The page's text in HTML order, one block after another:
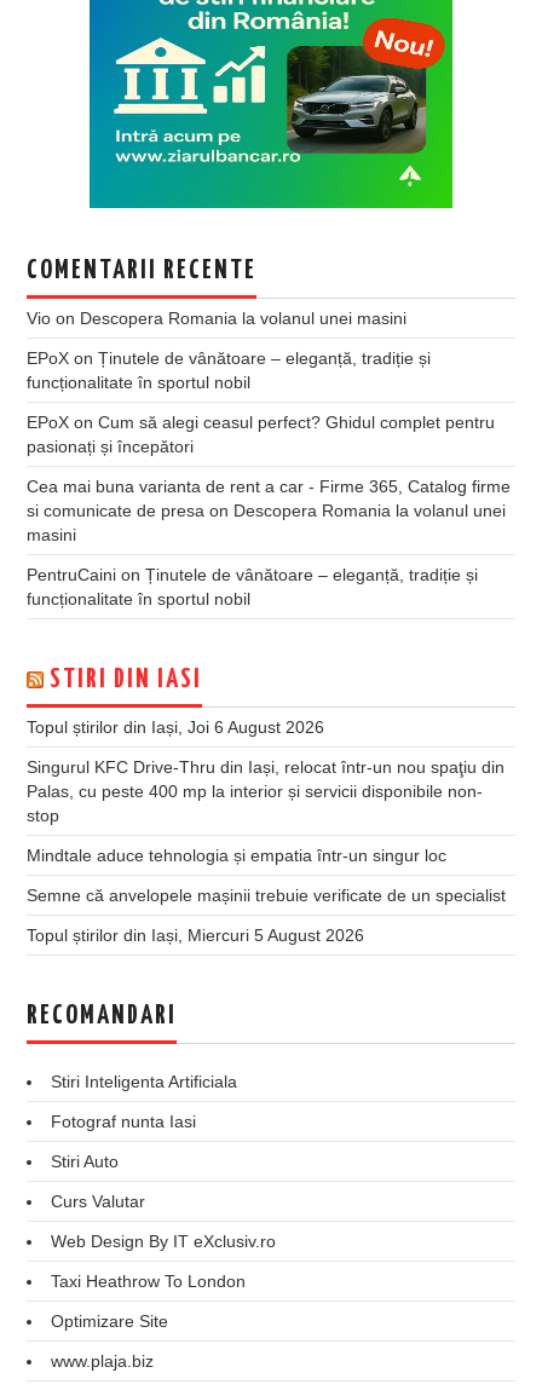
COMENTARII RECENTE
Vio on Descopera Romania la volanul unei masini
EPoX onȚinutele de vânătoare – eleganță, tradiție și
funcționalitate în sportul nobil
EPoX onCum să alegi ceasul perfect? Ghidul complet pentru
pasionați și începători
Cea mai buna varianta de rent a car - Firme 365, Catalog firme
si comunicate de presa on Descopera Romania la volanul unei
masini
PentruCaini onȚinutele de vânătoare – eleganță, tradiție și
funcționalitate în sportul nobil
STIRI DIN IASI
Topul știrilor din Iași, Joi 6 August 2026
Singurul KFC Drive-Thru din Iași, relocat într-un nou spaţiu din
Palas, cu peste 400 mp la interior și servicii disponibile non-
stop
Mindtale aduce tehnologia și empatia într-un singur loc
Semne că anvelopele mașinii trebuie verificate de un specialist
Topul știrilor din Iași, Miercuri 5 August 2026
RECOMANDARI
Stiri Inteligenta Artificiala
Fotograf nunta Iasi
Stiri Auto
Curs Valutar
Web Design By IT eXclusiv.ro
Taxi Heathrow To London
Optimizare Site
www.plaja.biz